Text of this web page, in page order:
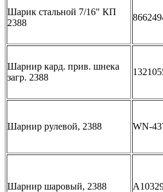
Шарик стальной 7/16" КП
2388
Шарнир кард. прив. шнека
загр. 2388
Шарнир рулевой, 2388 WN-
Шарнир шаровый, 2388